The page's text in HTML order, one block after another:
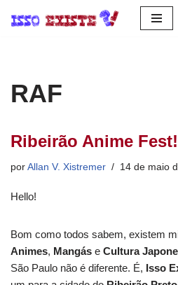
conteúdo
RAF
Ribeirão Anime Fest!
por Allan V. Xistremer 14 de maio
Hello!
Bom como todos sabem, existem
Animes, Mangás e Cultura
São Paulo não é diferente. É, Isso